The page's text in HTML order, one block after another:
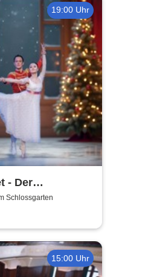
19:00 Uhr
- Der
Schlossgarten
15:00 Uhr